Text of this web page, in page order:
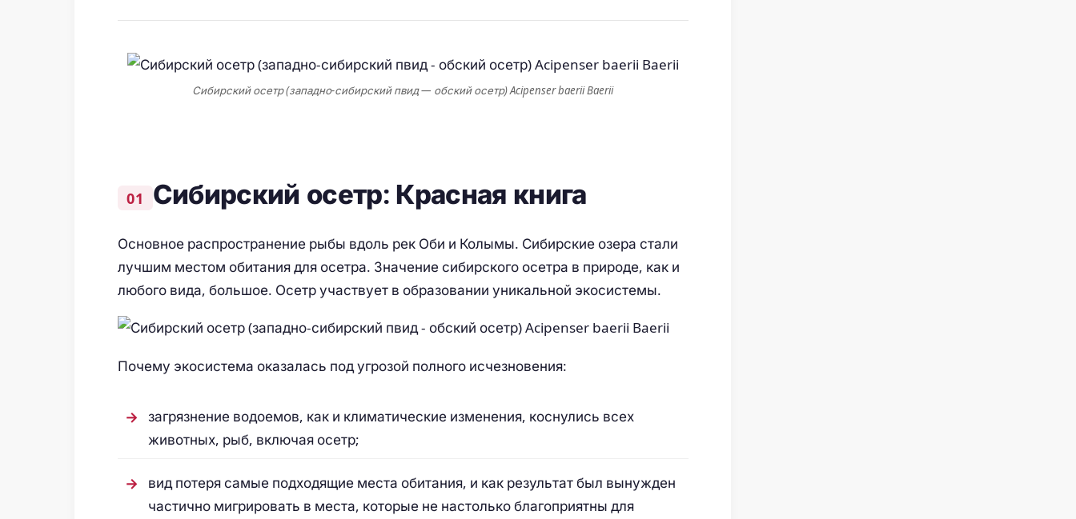
Сибирский осетр (западно-сибирский пвид — обский осетр) Acipenser baerii Baerii
Сибирский осетр: Красная книга
Основное распространение рыбы вдоль рек Оби и Колымы. Сибирские озера стали
лучшим местом обитания для осетра. Значение сибирского осетра в природе, как и
любого вида, большое. Осетр участвует в образовании уникальной экосистемы.
Почему экосистема оказалась под угрозой полного исчезновения:
загрязнение водоемов, как и климатические изменения, коснулись всех
животных, рыб, включая осетр;
вид потеря самые подходящие места обитания, и как результат был вынужден
частично мигрировать в места, которые не настолько благоприятны для